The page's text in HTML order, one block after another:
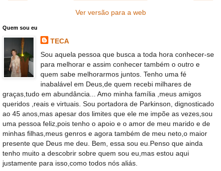
Ver versão para a web
Quem sou eu
TECA
Sou aquela pessoa que busca a toda hora conhecer-se
para melhorar e assim conhecer também o outro e
quem sabe melhorarmos juntos. Tenho uma fé
inabalável em Deus,de quem recebi milhares de
graças,tudo em abundância... Amo minha família ,meus amigos
queridos ,reais e virtuais. Sou portadora de Parkinson, dignosticado
ao 45 anos,mas apesar dos limites que ele me impõe as vezes,sou
uma pessoa feliz,pois tenho o apoio e o amor de meu marido e de
minhas filhas,meus genros e agora também de meu neto,o maior
presente que Deus me deu. Bem, essa sou eu.Penso que ainda
tenho muito a descobrir sobre quem sou eu,mas estou aqui
justamente para isso,como todos nós aliás.